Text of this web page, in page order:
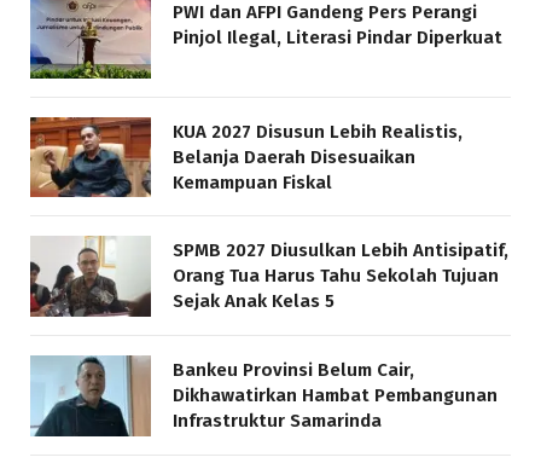
PWI dan AFPI Gandeng Pers Perangi
Pinjol Ilegal, Literasi Pindar Diperkuat
KUA 2027 Disusun Lebih Realistis,
Belanja Daerah Disesuaikan
Kemampuan Fiskal
SPMB 2027 Diusulkan Lebih Antisipatif,
Orang Tua Harus Tahu Sekolah Tujuan
Sejak Anak Kelas 5
Bankeu Provinsi Belum Cair,
Dikhawatirkan Hambat Pembangunan
Infrastruktur Samarinda